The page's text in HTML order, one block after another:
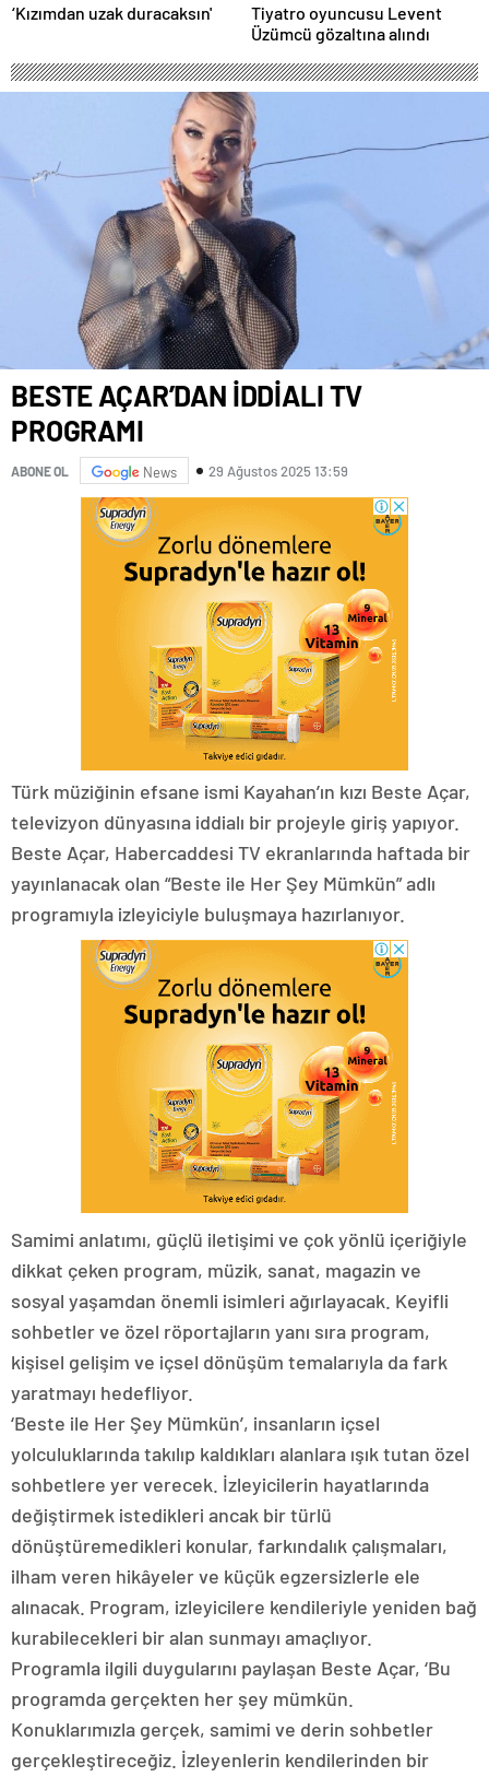
‘Kızımdan uzak duracaksın'
Tiyatro oyuncusu Levent
Üzümcü gözaltına alındı
BESTE AÇAR’DAN İDDİALI TV
PROGRAMI
ABONE OL News 29 Ağustos 2025 13:59
Türk müziğinin efsane ismi Kayahan’ın kızı Beste Açar,
televizyon dünyasına iddialı bir projeyle giriş yapıyor.
Beste Açar, Habercaddesi TV ekranlarında haftada bir
yayınlanacak olan “Beste ile Her Şey Mümkün” adlı
programıyla izleyiciyle buluşmaya hazırlanıyor.
Samimi anlatımı, güçlü iletişimi ve çok yönlü içeriğiyle
dikkat çeken program, müzik, sanat, magazin ve
sosyal yaşamdan önemli isimleri ağırlayacak. Keyifli
sohbetler ve özel röportajların yanı sıra program,
kişisel gelişim ve içsel dönüşüm temalarıyla da fark
yaratmayı hedefliyor.
‘Beste ile Her Şey Mümkün’, insanların içsel
yolculuklarında takılıp kaldıkları alanlara ışık tutan özel
sohbetlere yer verecek. İzleyicilerin hayatlarında
değiştirmek istedikleri ancak bir türlü
dönüştüremedikleri konular, farkındalık çalışmaları,
ilham veren hikâyeler ve küçük egzersizlerle ele
alınacak. Program, izleyicilere kendileriyle yeniden bağ
kurabilecekleri bir alan sunmayı amaçlıyor.
Programla ilgili duygularını paylaşan Beste Açar, ‘Bu
programda gerçekten her şey mümkün.
Konuklarımızla gerçek, samimi ve derin sohbetler
gerçekleştireceğiz. İzleyenlerin kendilerinden bir